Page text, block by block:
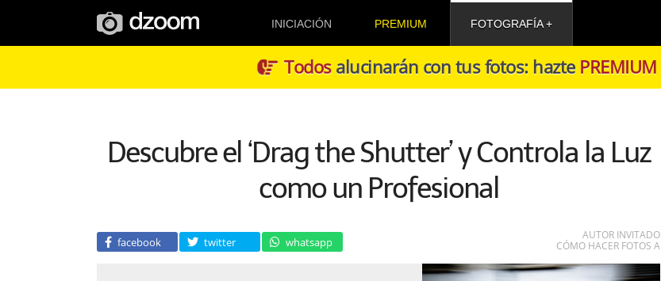
INICIACIÓN PREMIUM FOTOGRAFÍA
Todosalucinarán con tus fotos: hazte PREMIUM
Descubre el ‘Drag the Shutter’ y Controla la Luz
como un Profesional
facebook twitter whatsapp
AUTOR INVITADO
CÓMO HACER FOTOS A